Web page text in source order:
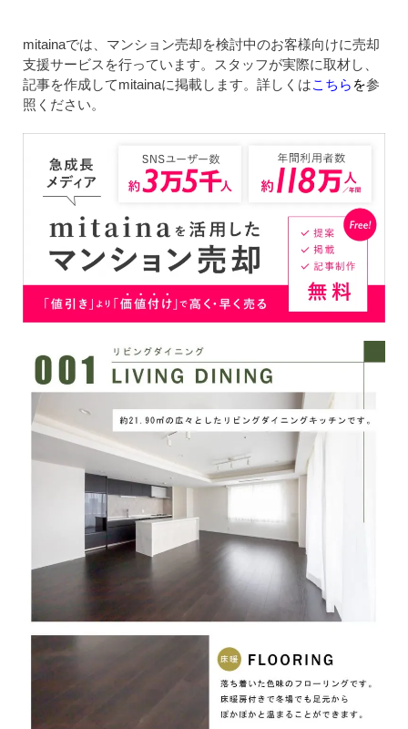
mitainaでは、マンション売却を検討中のお客様向けに売却
支援サービスを行っています。スタッフが実際に取材し、
記事を作成してmitainaに掲載します。詳しくはこちら を参
照ください。